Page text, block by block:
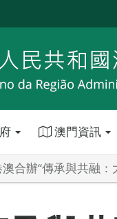
澳門資訊
合辦“傳承與共融：